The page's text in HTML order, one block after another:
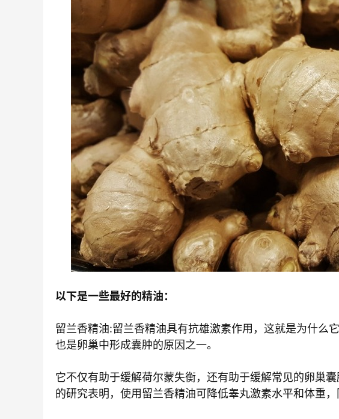
以下是一些最好的精油：
留兰香精油:留兰香精油具有抗雄激素作用，这就是为什么
也是卵巢中形成囊肿的原因之一。
它不仅有助于缓解荷尔蒙失衡，还有助于缓解常见的卵巢
的研究表明，使用留兰香精油可降低睾丸激素水平和体重，